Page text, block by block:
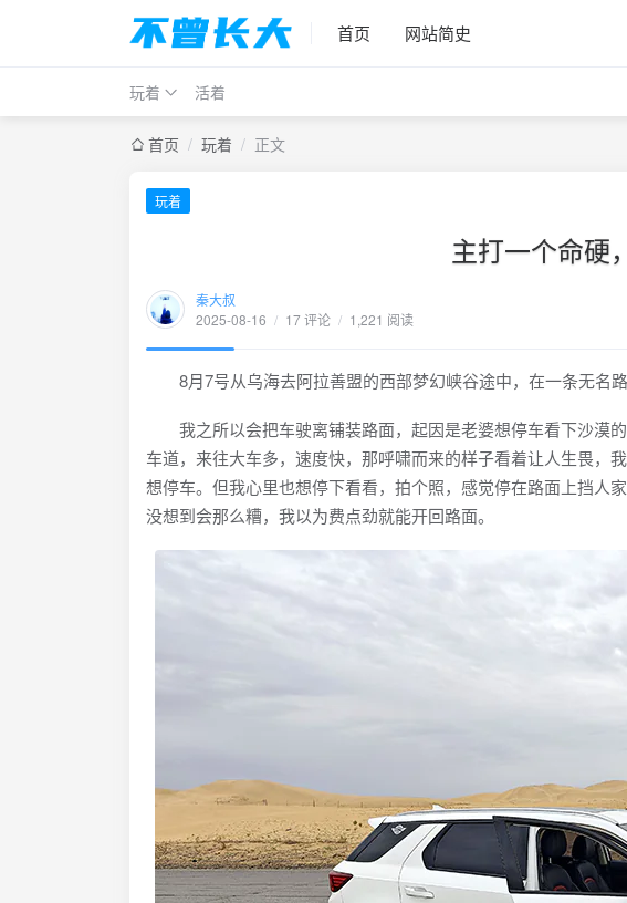
首页 网站简史
玩着 活着
首页 / 玩着 / 正文
玩着
主打一个命硬
秦大叔
2025-08-16 / 17 评论 / 1,221 阅读
8月7号从乌海去阿拉善盟的西部梦幻峡谷途中，在一条无名路
我之所以会把车驶离铺装路面，起因是老婆想停车看下沙漠
车道，来往大车多，速度快，那呼啸而来的样子看着让人生畏，
想停车。但我心里也想停下看看，拍个照，感觉停在路面上挡人
没想到会那么糟，我以为费点劲就能开回路面。